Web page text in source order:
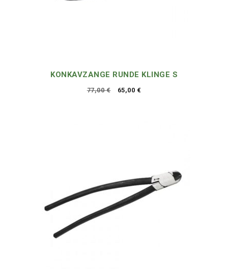
KONKAVZANGE RUNDE KLINGE S
77,00€
Ursprünglicher
65,00 €